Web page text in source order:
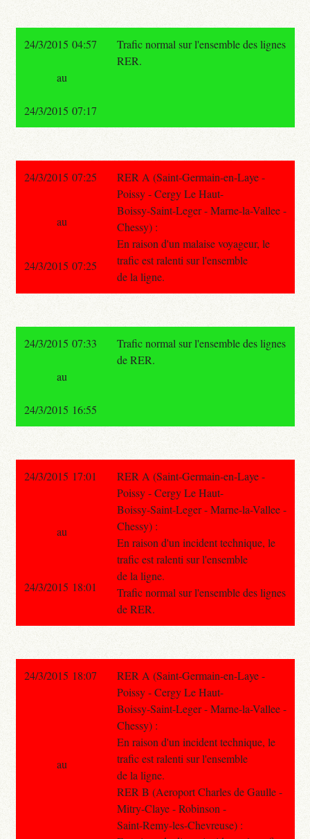
24/3/2015 04:57
Trafic normal sur l'ensemble des lignes
RER.
au
24/3/2015 07:17
24/3/2015 07:25
RER A (Saint-Germain-en-Laye -
Poissy - Cergy Le Haut-
Boissy-Saint-Leger - Marne-la-Vallee -
Chessy) :
En raison d'un malaise voyageur, le
trafic est ralenti sur l'ensemble
de la ligne.
au
24/3/2015 07:25
24/3/2015 07:33
Trafic normal sur l'ensemble des lignes
de RER.
au
24/3/2015 16:55
24/3/2015 17:01
RER A (Saint-Germain-en-Laye -
Poissy - Cergy Le Haut-
Boissy-Saint-Leger - Marne-la-Vallee -
Chessy) :
En raison d'un incident technique, le
trafic est ralenti sur l'ensemble
de la ligne.
Trafic normal sur l'ensemble des lignes
de RER.
au
24/3/2015 18:01
24/3/2015 18:07
RER A (Saint-Germain-en-Laye -
Poissy - Cergy Le Haut-
Boissy-Saint-Leger - Marne-la-Vallee -
Chessy) :
En raison d'un incident technique, le
trafic est ralenti sur l'ensemble
de la ligne.
RER B (Aeroport Charles de Gaulle -
Mitry-Claye - Robinson -
Saint-Remy-les-Chevreuse) :
au